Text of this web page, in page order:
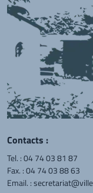
Contacts :
Tel. :04 74 03 81 87
Fax. : 04 74 03 88 63
Email. :